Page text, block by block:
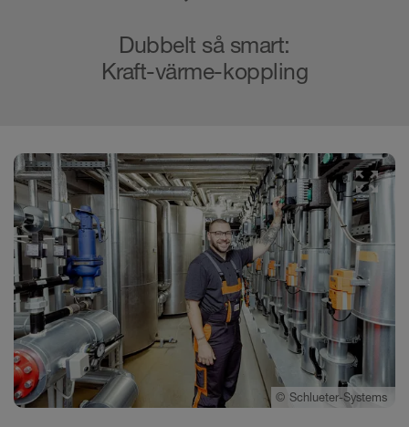
Dubbelt så smart:
Kraft-värme-koppling
© Schlueter-Systems